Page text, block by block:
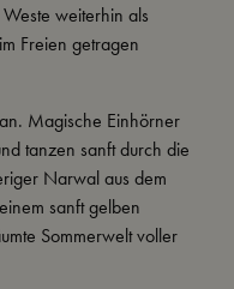
weiterhin als
Freien getragen
Magische Einhörner
tanzen sanft durch die
Narwal aus dem
sanft gelben
Sommerwelt voller